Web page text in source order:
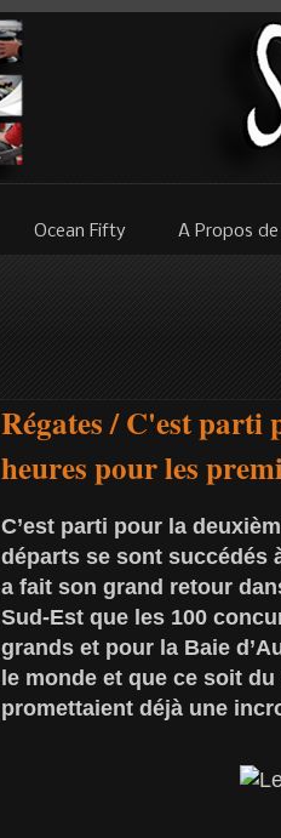
Ocean Fifty A Propos de
Régates / C'est parti
heures pour les
C’est parti pour la
départs se sont succédés
a fait son grand retour
Sud-Est que les 100
grands et pour la Baie
le monde et que ce soit
promettaient déjà une